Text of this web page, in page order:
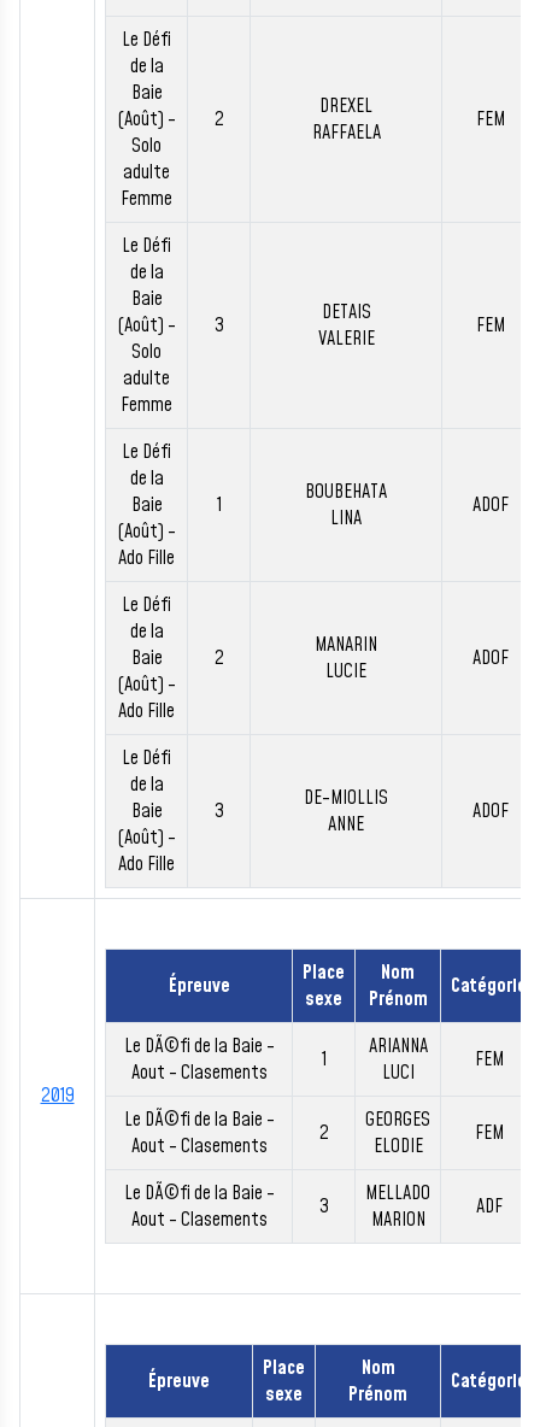
Le Défi
de la
Baie
(Août) -
Solo
adulte
Femme
2
DREXEL
RAFFAELA
FEM
Le Défi
de la
Baie
(Août) -
Solo
adulte
Femme
3
DETAIS
VALERIE
FEM
Le Défi
de la
Baie
(Août) -
Ado Fille
1
BOUBEHATA
LINA
ADOF
Le Défi
de la
Baie
(Août) -
Ado Fille
2
MANARIN
LUCIE
ADOF
Le Défi
de la
Baie
(Août) -
Ado Fille
3
DE-MIOLLIS
ANNE
ADOF
2019
Épreuve
Place
sexe
Nom
Prénom
Catégorie
Le DÃ©fi de la Baie -
Aout - Clasements
1
ARIANNA
LUCI
FEM
Le DÃ©fi de la Baie -
Aout - Clasements
2
GEORGES
ELODIE
FEM
Le DÃ©fi de la Baie -
Aout - Clasements
3
MELLADO
MARION
ADF
Épreuve
Place
sexe
Nom
Prénom
Catégorie